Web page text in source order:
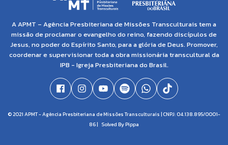
A APMT – Agência Presbiteriana de Missões Transculturais tem a
missão de proclamar o evangelho do reino, fazendo discípulos de
Jesus, no poder do Espírito Santo, para a glória de Deus. Promover,
coordenar e supervisionar toda a obra missionária transcultural da
IPB - Igreja Presbiteriana do Brasil.
© 2021 APMT - Agência Presbiteriana de Missões Transculturais | CNPJ: 04.138.895/0001-
86 | Solved By Pippa